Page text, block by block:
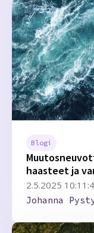
Blogi
haasteet ja
2.5.2025
Johanna